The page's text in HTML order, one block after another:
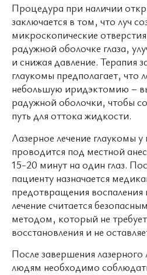
Процедура при наличии
заключается в том, что луч
микроскопические
радужной оболочке глаза,
и снижая давление. Терапия
глаукомы предполагает, что
небольшую иридэктомию –
радужной оболочки, чтобы
путь для оттока жидкости.
Лазерное лечение глаукомы
проводится под местной
15-20 минут на один глаз.
пациенту назначается
предотвращения
лечение считается
методом, который не
восстановления и не
После завершения
людям необходимо